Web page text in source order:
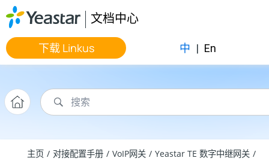
跳转到主要内容
文档中心
下载 Linkus 中 | En
主页 对接配置手册 VoIP网关
Yeastar TE 数字中继网关